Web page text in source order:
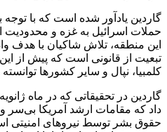
حملات اسرائیل به غزه و
این منطقه، تلاش شاکیان با هدف
تبعیت از قانونی است که پیش از
کلمبیا، نپال و سایر کشورها